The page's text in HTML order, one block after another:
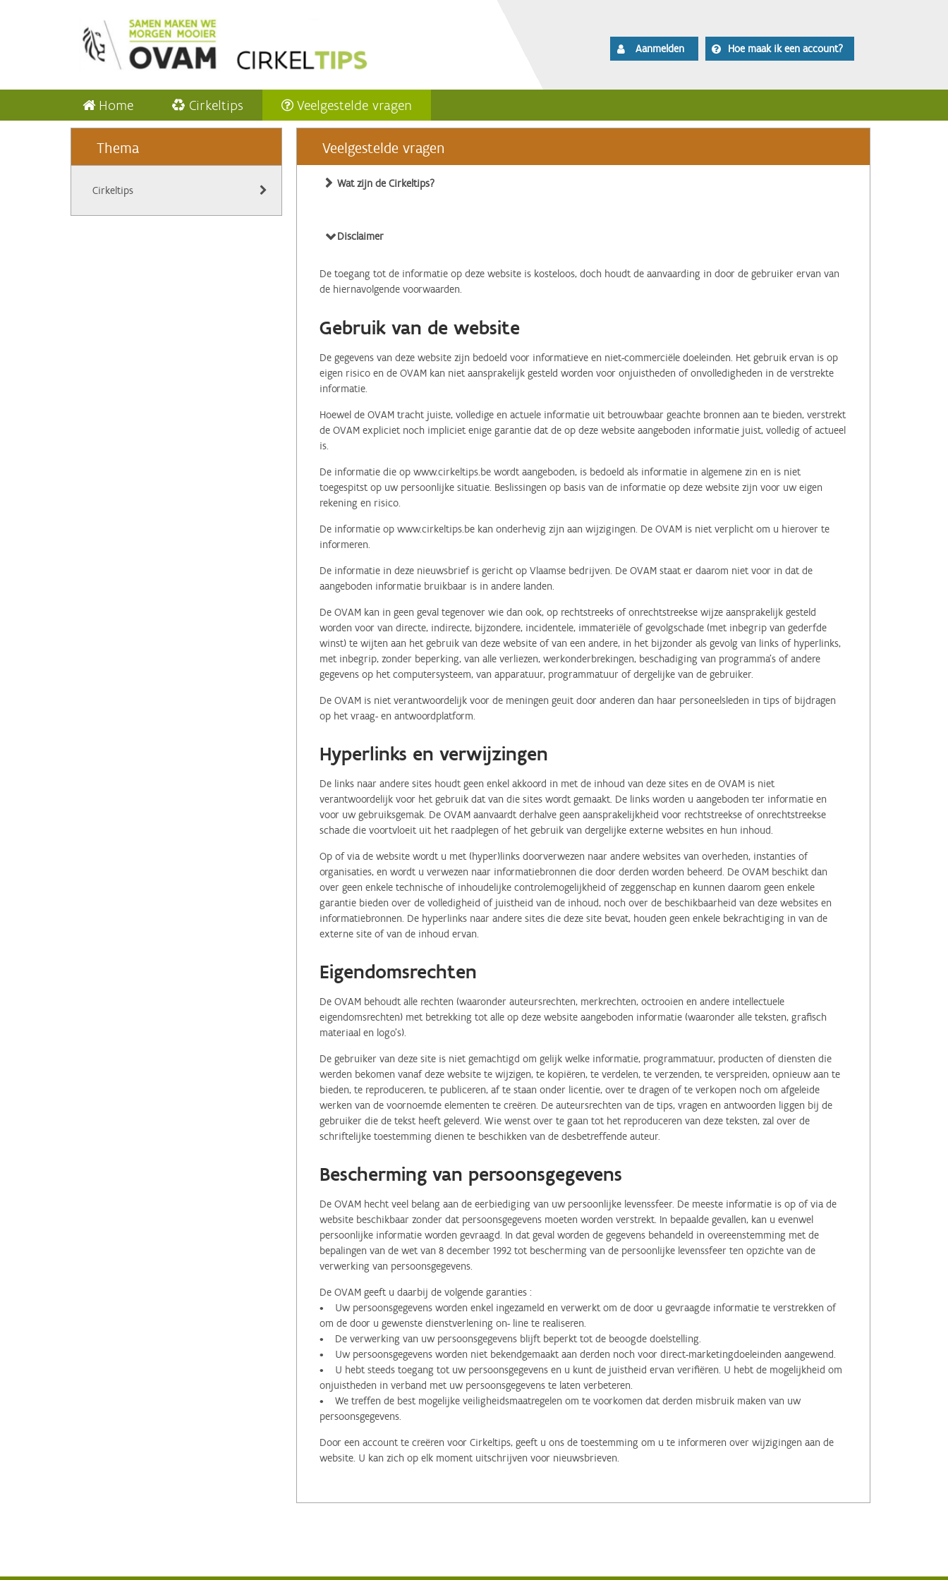
Aanmelden Hoe maak ik een account?
Home Cirkeltips Veelgestelde vragen
Thema
Cirkeltips
Veelgestelde vragen
Wat zijn de Cirkeltips?
Disclaimer
De toegang tot de informatie op deze website is kosteloos, doch houdt de aanvaarding in door de gebruiker ervan van
de hiernavolgende voorwaarden.
Gebruik van de website
De gegevens van deze website zijn bedoeld voor informatieve en niet-commerciële doeleinden. Het gebruik ervan is op
eigen risico en de OVAM kan niet aansprakelijk gesteld worden voor onjuistheden of onvolledigheden in de verstrekte
informatie.
Hoewel de OVAM tracht juiste, volledige en actuele informatie uit betrouwbaar geachte bronnen aan te bieden, verstrekt
de OVAM expliciet noch impliciet enige garantie dat de op deze website aangeboden informatie juist, volledig of actueel
is.
De informatie die op www.cirkeltips.be wordt aangeboden, is bedoeld als informatie in algemene zin en is niet
toegespitst op uw persoonlijke situatie. Beslissingen op basis van de informatie op deze website zijn voor uw eigen
rekening en risico.
De informatie op www.cirkeltips.be kan onderhevig zijn aan wijzigingen. De OVAM is niet verplicht om u hierover te
informeren.
De informatie in deze nieuwsbrief is gericht op Vlaamse bedrijven. De OVAM staat er daarom niet voor in dat de
aangeboden informatie bruikbaar is in andere landen.
De OVAM kan in geen geval tegenover wie dan ook, op rechtstreeks of onrechtstreekse wijze aansprakelijk gesteld
worden voor van directe, indirecte, bijzondere, incidentele, immateriële of gevolgschade (met inbegrip van gederfde
winst) te wijten aan het gebruik van deze website of van een andere, in het bijzonder als gevolg van links of hyperlinks,
met inbegrip, zonder beperking, van alle verliezen, werkonderbrekingen, beschadiging van programma's of andere
gegevens op het computersysteem, van apparatuur, programmatuur of dergelijke van de gebruiker.
De OVAM is niet verantwoordelijk voor de meningen geuit door anderen dan haar personeelsleden in tips of bijdragen
op het vraag- en antwoordplatform.
Hyperlinks en verwijzingen
De links naar andere sites houdt geen enkel akkoord in met de inhoud van deze sites en de OVAM is niet
verantwoordelijk voor het gebruik dat van die sites wordt gemaakt. De links worden u aangeboden ter informatie en
voor uw gebruiksgemak. De OVAM aanvaardt derhalve geen aansprakelijkheid voor rechtstreekse of onrechtstreekse
schade die voortvloeit uit het raadplegen of het gebruik van dergelijke externe websites en hun inhoud.
Op of via de website wordt u met (hyper)links doorverwezen naar andere websites van overheden, instanties of
organisaties, en wordt u verwezen naar informatiebronnen die door derden worden beheerd. De OVAM beschikt dan
over geen enkele technische of inhoudelijke controlemogelijkheid of zeggenschap en kunnen daarom geen enkele
garantie bieden over de volledigheid of juistheid van de inhoud, noch over de beschikbaarheid van deze websites en
informatiebronnen. De hyperlinks naar andere sites die deze site bevat, houden geen enkele bekrachtiging in van de
externe site of van de inhoud ervan.
Eigendomsrechten
De OVAM behoudt alle rechten (waaronder auteursrechten, merkrechten, octrooien en andere intellectuele
eigendomsrechten) met betrekking tot alle op deze website aangeboden informatie (waaronder alle teksten, grafisch
materiaal en logo's).
De gebruiker van deze site is niet gemachtigd om gelijk welke informatie, programmatuur, producten of diensten die
werden bekomen vanaf deze website te wijzigen, te kopiëren, te verdelen, te verzenden, te verspreiden, opnieuw aan te
bieden, te reproduceren, te publiceren, af te staan onder licentie, over te dragen of te verkopen noch om afgeleide
werken van de voornoemde elementen te creëren. De auteursrechten van de tips, vragen en antwoorden liggen bij de
gebruiker die de tekst heeft geleverd. Wie wenst over te gaan tot het reproduceren van deze teksten, zal over de
schriftelijke toestemming dienen te beschikken van de desbetreffende auteur.
Bescherming van persoonsgegevens
De OVAM hecht veel belang aan de eerbiediging van uw persoonlijke levenssfeer. De meeste informatie is op of via de
website beschikbaar zonder dat persoonsgegevens moeten worden verstrekt. In bepaalde gevallen, kan u evenwel
persoonlijke informatie worden gevraagd. In dat geval worden de gegevens behandeld in overeenstemming met de
bepalingen van de wet van 8 december 1992 tot bescherming van de persoonlijke levenssfeer ten opzichte van de
verwerking van persoonsgegevens.
De OVAM geeft u daarbij de volgende garanties :
• Uw persoonsgegevens worden enkel ingezameld en verwerkt om de door u gevraagde informatie te verstrekken of
om de door u gewenste dienstverlening on- line te realiseren.
• De verwerking van uw persoonsgegevens blijft beperkt tot de beoogde doelstelling.
• Uw persoonsgegevens worden niet bekendgemaakt aan derden noch voor direct-marketingdoeleinden aangewend.
• U hebt steeds toegang tot uw persoonsgegevens en u kunt de juistheid ervan verifiëren. U hebt de mogelijkheid om
onjuistheden in verband met uw persoonsgegevens te laten verbeteren.
• We treffen de best mogelijke veiligheidsmaatregelen om te voorkomen dat derden misbruik maken van uw
persoonsgegevens.
Door een account te creëren voor Cirkeltips, geeft u ons de toestemming om u te informeren over wijzigingen aan de
website. U kan zich op elk moment uitschrijven voor nieuwsbrieven.